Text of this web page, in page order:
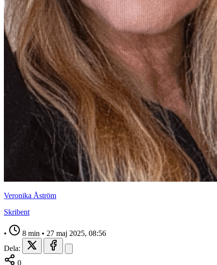
Veronika Åström
Skribent
• 8 min • 27 maj 2025, 08:56
Dela:
0